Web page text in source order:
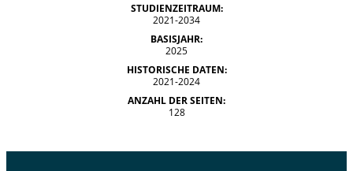
STUDIENZEITRAUM:
2021-2034
BASISJAHR:
2025
HISTORISCHE DATEN:
2021-2024
ANZAHL DER SEITEN:
128